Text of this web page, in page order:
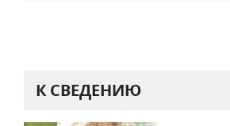
К СВЕДЕНИЮ